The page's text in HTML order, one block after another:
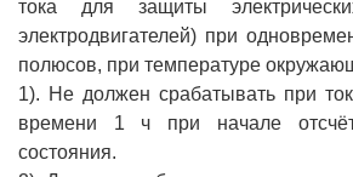
тока для защиты
электродвигателей) при
полюсов, при температуре
1). Не должен срабатывать при
времени 1 ч при начале
состояния.